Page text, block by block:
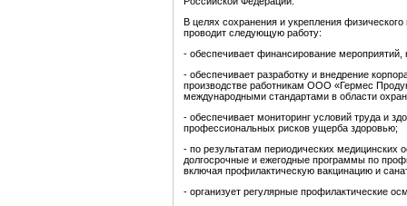
В целях сохранения и укрепления физического
проводит следующую работу:
- обеспечивает финансирование
- обеспечивает разработку и внедрение
производстве работникам ООО «Гермес
международными стандартами в области
- обеспечивает мониторинг условий труда и
профессиональных рисков ущерба здоровью;
- по результатам периодических медицинских
долгосрочные и ежегодные программы по
включая профилактическую вакцинацию и
- организует регулярные профилактические